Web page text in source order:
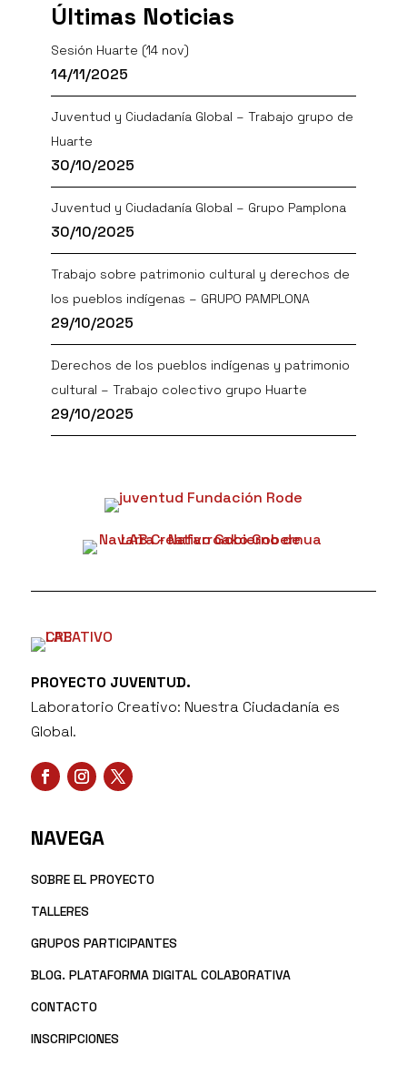
Últimas Noticias
Sesión Huarte (14 nov)
14/11/2025
Juventud y Ciudadanía Global – Trabajo grupo de
Huarte
30/10/2025
Juventud y Ciudadanía Global – Grupo Pamplona
30/10/2025
Trabajo sobre patrimonio cultural y derechos de
los pueblos indígenas – GRUPO PAMPLONA
29/10/2025
Derechos de los pueblos indígenas y patrimonio
cultural – Trabajo colectivo grupo Huarte
29/10/2025
PROYECTO JUVENTUD.
Laboratorio Creativo: Nuestra Ciudadanía es
Global.
NAVEGA
SOBRE EL PROYECTO
TALLERES
GRUPOS PARTICIPANTES
BLOG. PLATAFORMA DIGITAL COLABORATIVA
CONTACTO
INSCRIPCIONES